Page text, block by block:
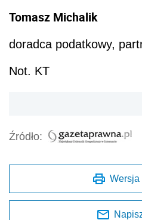
Tomasz Michalik
doradca podatkowy,
Not. KT
Źródło:
Wersja